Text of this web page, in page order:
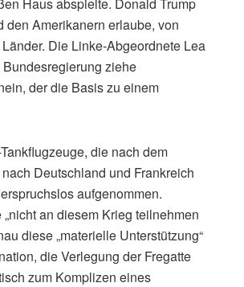
den Amerikanern erlaube, von
Die Linke-Abgeordnete Lea
ziehe
der die Basis zu einem
die nach dem
Deutschland und Frankreich
aufgenommen.
an diesem Krieg teilnehmen
diese „materielle Unterstützung“
die Verlegung der Fregatte
zum Komplizen eines